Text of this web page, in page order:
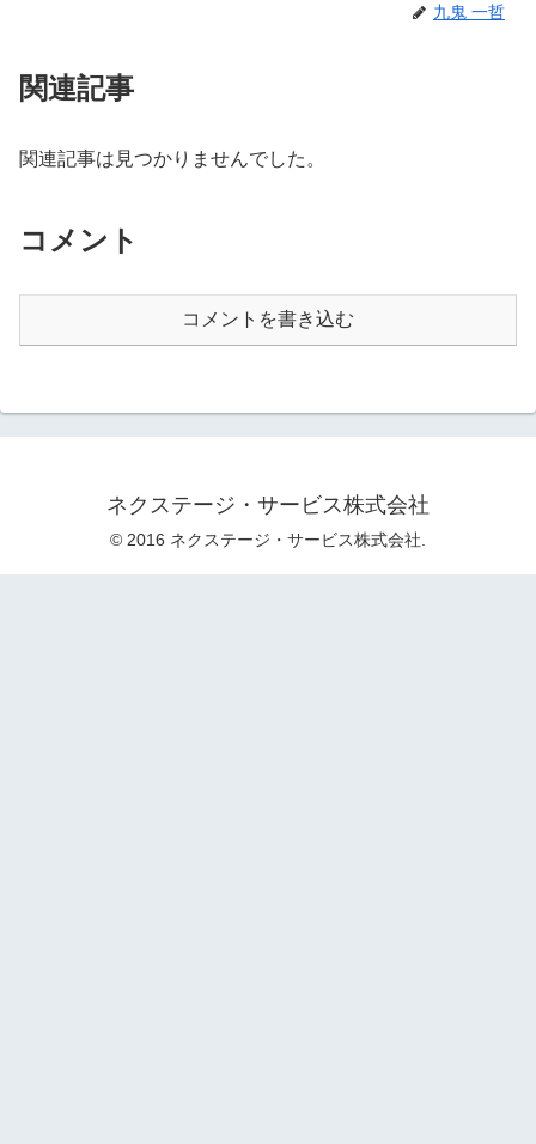
九鬼 一哲
関連記事
関連記事は見つかりませんでした。
コメント
コメントを書き込む
ネクステージ・サービス株式会社
© 2016 ネクステージ・サービス株式会社.